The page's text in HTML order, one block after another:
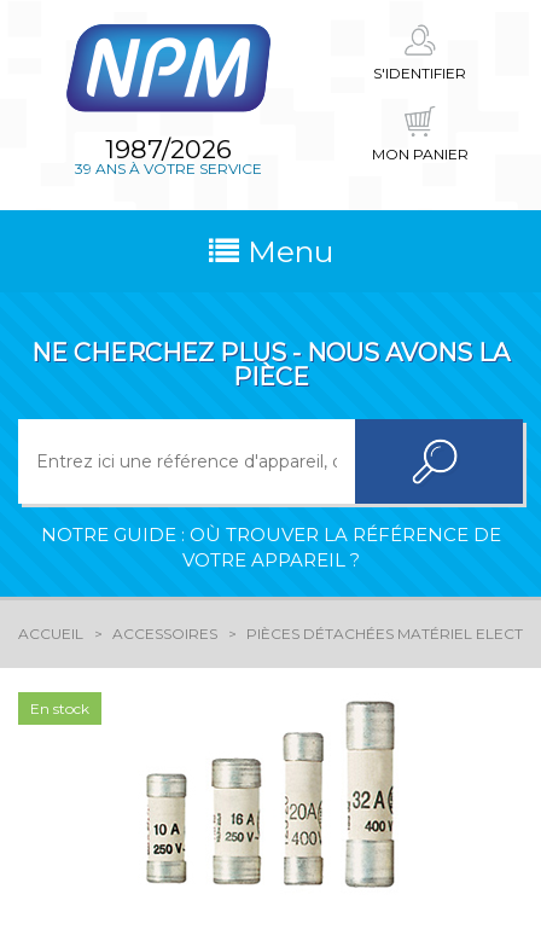
1987/2026
39 ANS À VOTRE SERVICE
S'IDENTIFIER
MON PANIER
Menu
NE CHERCHEZ PLUS - NOUS AVONS LA
PIÈCE
NOTRE GUIDE : OÙ TROUVER LA RÉFÉRENCE DE
VOTRE APPAREIL ?
ACCUEIL ACCESSOIRES PIÈCES DÉTACHÉES MATÉRIEL
En stock